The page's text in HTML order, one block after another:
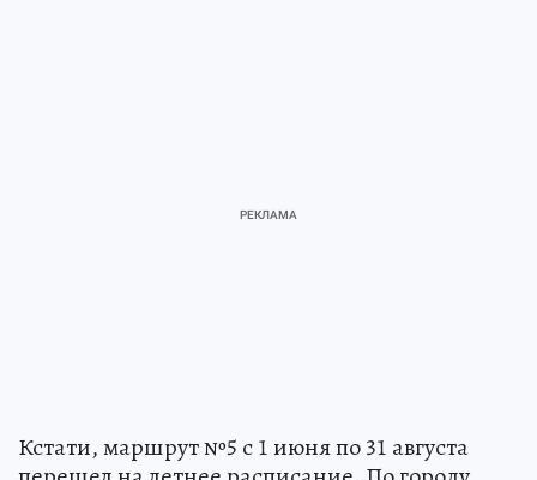
Кстати, маршрут №5 с 1 июня по 31 августа